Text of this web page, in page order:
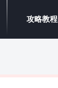
攻略教程